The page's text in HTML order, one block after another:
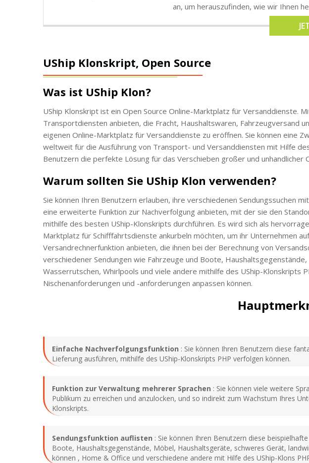
an, um herauszufinden, wie wir Ihnen
UShip Klonskript, Open Source
Was ist UShip Klon?
UShip Klonskript ist ein Open Source Online-Marktplatz für Versanddienste.
Transportdiensten anbieten, die Fracht, Haushaltswaren, Fahrzeugversand
eigenen Online-Marktplatz für Versanddienste zu eröffnen. Sie können eine
weltweit für die Ausführung von Transport- und Versanddiensten mit Hilfe
Benutzern die perfekte Lösung für das Verschieben großer und
Warum sollten Sie UShip Klon verwenden?
Sie können Ihren Benutzern erlauben, ihre verschiedenen Sendungssuchen
eine erweiterte Funktion zur Nachverfolgung anbieten, mit der sie den
mithilfe des besten UShip-Klonskripts durchführen. Es wird sich als
Marktplatz für Schifffahrtsdienste ankurbeln möchten, um ihr Unternehmen
Versandrechnerfunktion anbieten, die ihnen bei der Berechnung von
verschiedener Sendungen wie Fahrzeuge und Boote,
Wasserrutschen, Whirlpools und viele andere mithilfe des UShip-Klonskripts
Nischenanforderungen und -anforderungen anpassen können.
Einfache Nachverfolgungsfunktion : Sie können Ihren Benutzern diese
Lieferung ausführen, mithilfe des UShip-Klonskripts PHP verfolgen können.
Funktion zur Verwaltung mehrerer Sprachen : Sie können viele weitere
Publikum zu erreichen und anzulocken, und so indirekt zum Wachstum Ihres
Klonskripts.
Sendungsfunktion auflisten : Sie können Ihren Benutzern diese
Boote, Haushaltsgegenstände, Möbel, Haushaltsgeräte, schweres Gerät,
können , Home & Office und verschiedene andere mit Hilfe des UShip-Klons